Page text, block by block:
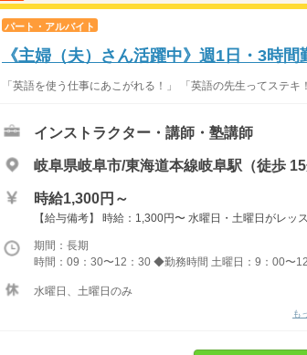
パート・アルバイト
《主婦（夫）さん活躍中》週1日・3時
「英語を使う仕事にあこがれる！」 「英語の先生ってステ
インストラクター・講師・塾講師
岐阜県岐阜市/東海道本線岐阜駅（徒歩 15
時給1,300円～
【給与備考】 時給：1,300円〜 水曜日・土曜日がレッ
期間：長期
時間：09：30〜12：30 ◆勤務時間 土曜日：9：00〜
水曜日、土曜日のみ
も